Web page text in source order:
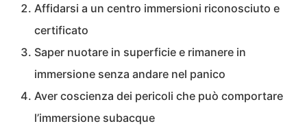
Affidarsi a un centro immersioni riconosciuto e
certificato
Saper nuotare in superficie e rimanere in
immersione senza andare nel panico
Aver coscienza dei pericoli che può comportare
l’immersione subacque